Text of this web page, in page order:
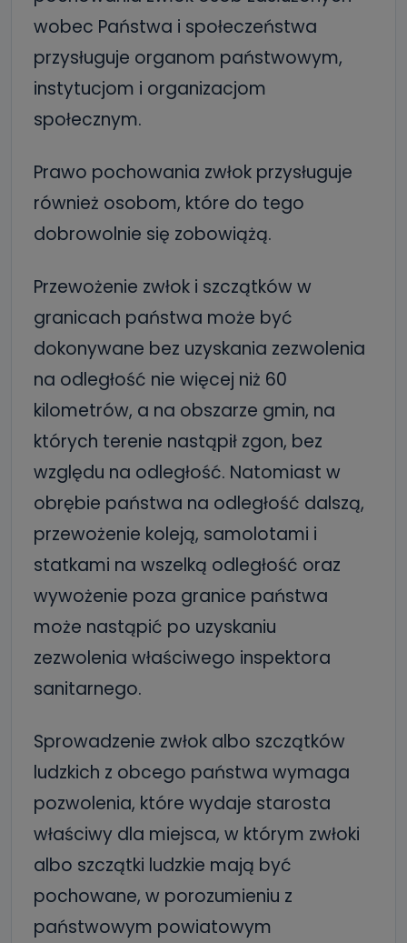
wobec Państwa i społeczeństwa
przysługuje organom państwowym,
instytucjom i organizacjom
społecznym.
Prawo pochowania zwłok przysługuje
również osobom, które do tego
dobrowolnie się zobowiążą.
Przewożenie zwłok i szczątków w
granicach państwa może być
dokonywane bez uzyskania zezwolenia
na odległość nie więcej niż 60
kilometrów, a na obszarze gmin, na
których terenie nastąpił zgon, bez
względu na odległość. Natomiast w
obrębie państwa na odległość dalszą,
przewożenie koleją, samolotami i
statkami na wszelką odległość oraz
wywożenie poza granice państwa
może nastąpić po uzyskaniu
zezwolenia właściwego inspektora
sanitarnego.
Sprowadzenie zwłok albo szczątków
ludzkich z obcego państwa wymaga
pozwolenia, które wydaje starosta
właściwy dla miejsca, w którym zwłoki
albo szczątki ludzkie mają być
pochowane, w porozumieniu z
państwowym powiatowym